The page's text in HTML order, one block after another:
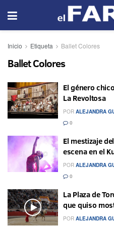
Inicio Etiqueta Ballet Colores
Ballet Colores
El género
La Revoltosa
POR ALEJANDRA
0
El mestizaje
escena en el
POR ALEJANDRA
0
La Plaza de
que quiso
POR ALEJANDRA